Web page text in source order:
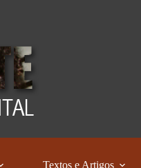
Textos e Artigos